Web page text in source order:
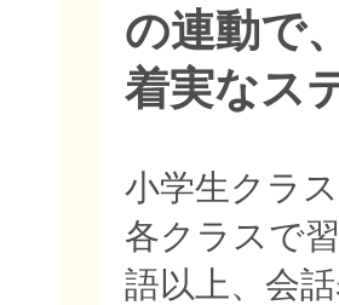
の連動で、
着実なス
小学生クラ
各クラスで
語以上、会